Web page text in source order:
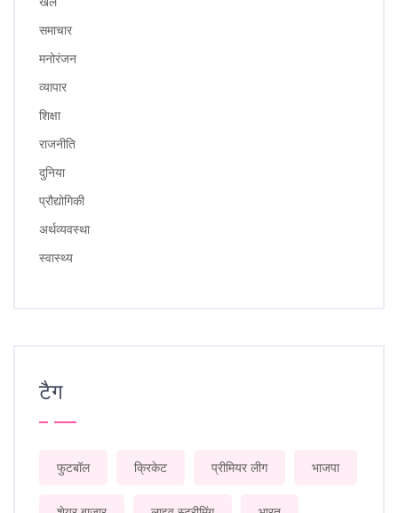
समाचार
मनोरंजन
व्यापार
शिक्षा
राजनीति
दुनिया
प्रौद्योगिकी
अर्थव्यवस्था
स्वास्थ्य
टैग
फुटबॉल क्रिकेट प्रीमियर लीग भाजपा